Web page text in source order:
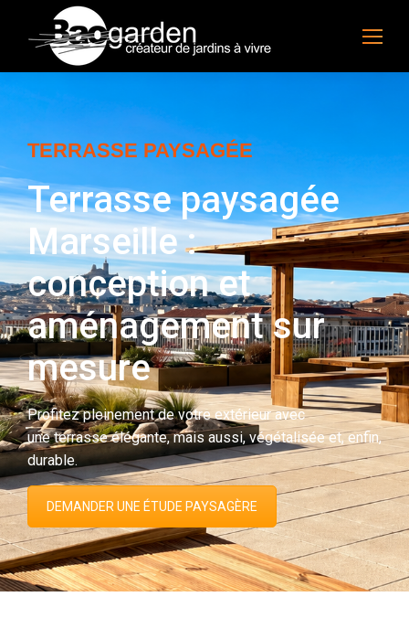
TERRASSE PAYSAGÉE
Terrasse paysagée
Marseille :
conception et
aménagement sur
mesure
Profitez pleinement de votre extérieur avec
une terrasse élégante, mais aussi, végétalisée et, enfin,
durable.
DEMANDER UNE ÉTUDE PAYSAGÈRE